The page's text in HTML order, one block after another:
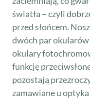
światła – czyli
przed słońcem.
dwóch par
okulary
funkcję
pozostają
zamawiane u